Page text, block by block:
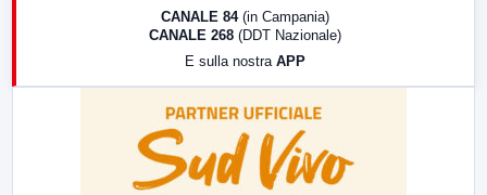
CANALE 84 (in Campania)
CANALE 268 (DDT Nazionale)
E sulla nostra APP